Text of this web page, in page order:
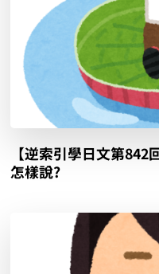
【逆索引學日文第
怎樣說?